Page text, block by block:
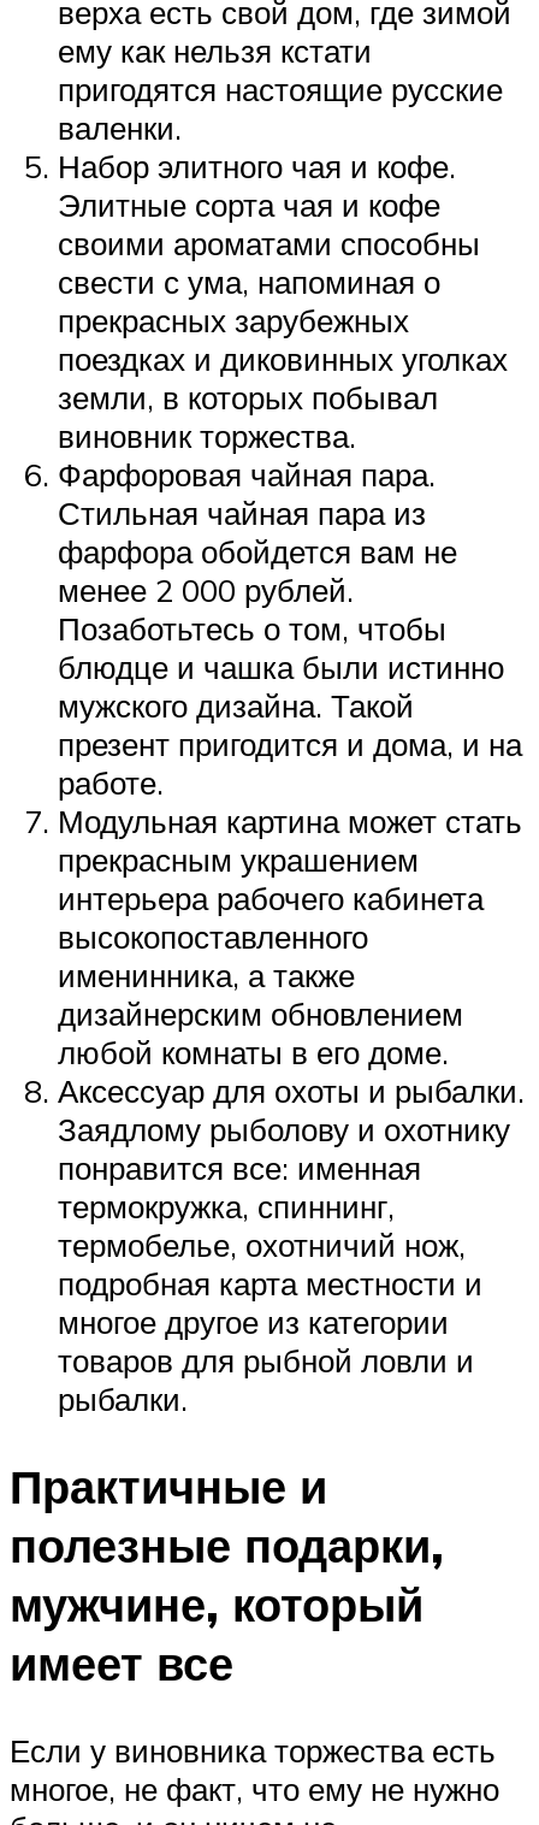
верха есть свой дом, где зимой
ему как нельзя кстати
пригодятся настоящие русские
валенки.
Набор элитного чая и кофе.
Элитные сорта чая и кофе
своими ароматами способны
свести с ума, напоминая о
прекрасных зарубежных
поездках и диковинных уголках
земли, в которых побывал
виновник торжества.
Фарфоровая чайная пара.
Стильная чайная пара из
фарфора обойдется вам не
менее 2 000 рублей.
Позаботьтесь о том, чтобы
блюдце и чашка были истинно
мужского дизайна. Такой
презент пригодится и дома, и на
работе.
Модульная картина может стать
прекрасным украшением
интерьера рабочего кабинета
высокопоставленного
именинника, а также
дизайнерским обновлением
любой комнаты в его доме.
Аксессуар для охоты и рыбалки.
Заядлому рыболову и охотнику
понравится все: именная
термокружка, спиннинг,
термобелье, охотничий нож,
подробная карта местности и
многое другое из категории
товаров для рыбной ловли и
рыбалки.
Практичные и
полезные подарки,
мужчине, который
имеет все
Если у виновника торжества есть
многое, не факт, что ему не нужно